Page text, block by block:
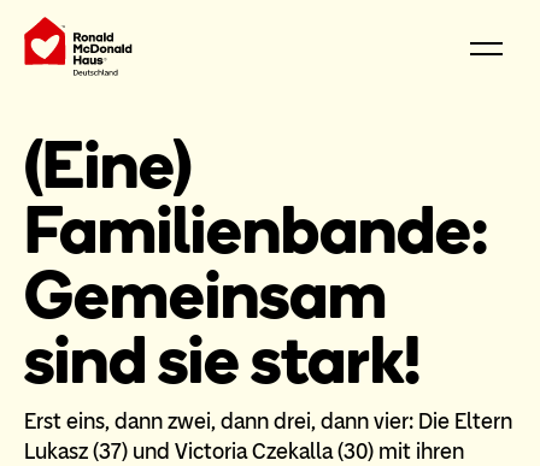
(Eine)
Familienbande:
Gemeinsam
sind sie stark!
Erst eins, dann zwei, dann drei, dann vier: Die Eltern
Lukasz (37) und Victoria Czekalla (30) mit ihren